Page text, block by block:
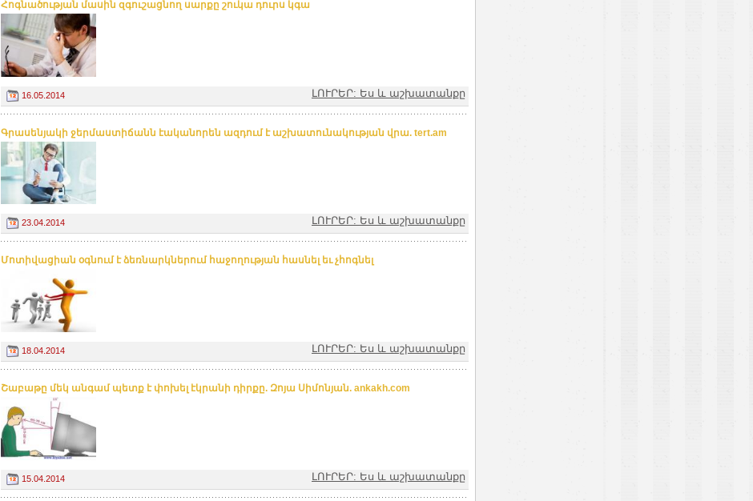
Հոգնածության մասին զգուշացնող սարքը շուկա դուրս կգա
16.05.2014 ԼՈՒՐԵՐ: Ես և աշխատանքը
Գրասենյակի ջերմաստիճանն էականորեն ազդում է աշխատունակության վրա. tert.am
23.04.2014 ԼՈՒՐԵՐ: Ես և աշխատանքը
Մոտիվացիան օգնում է ձեռնարկներում հաջողության հասնել եւ չհոգնել
18.04.2014 ԼՈՒՐԵՐ: Ես և աշխատանքը
Շաբաթը մեկ անգամ պետք է փոխել էկրանի դիրքը. Զոյա Սիմոնյան. ankakh.com
15.04.2014 ԼՈՒՐԵՐ: Ես և աշխատանքը